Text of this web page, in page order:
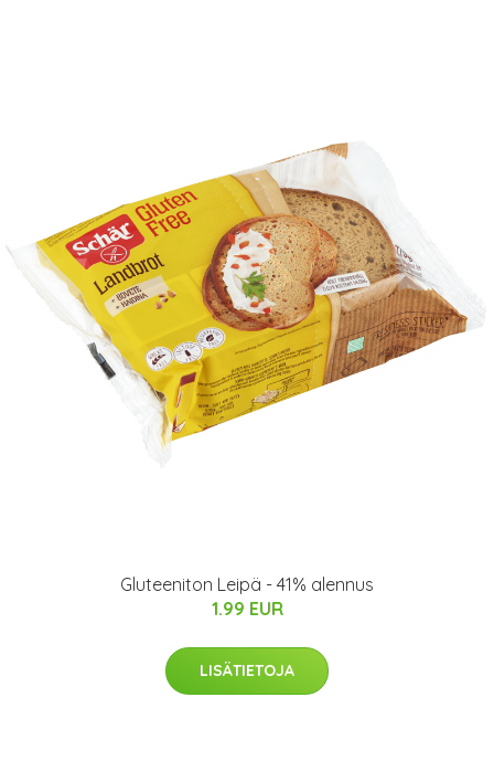
Gluteeniton Leipä - 41% alennus
1.99 EUR
LISÄTIETOJA